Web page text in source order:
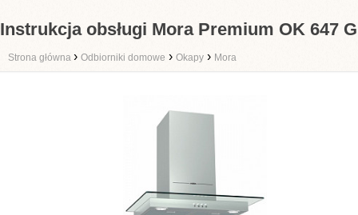
Instrukcja obsługi Mora Premium OK 647 G
Strona główna › Odbiorniki domowe › Okapy › Mora